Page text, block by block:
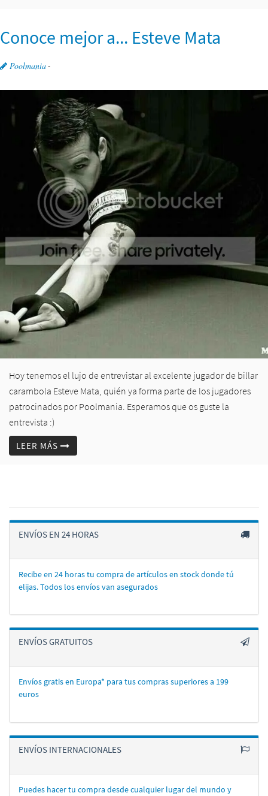
Conoce mejor a... Esteve Mata
Poolmania-
Hoy tenemos el lujo de entrevistar al excelente jugador de billar
carambola Esteve Mata, quién ya forma parte de los jugadores
patrocinados por Poolmania. Esperamos que os guste la
entrevista :)
LEER MÁS
ENVÍOS EN 24 HORAS
Recibe en 24 horas tu compra de artí­culos en stock donde tú
elijas. Todos los enví­os van asegurados
ENVÍOS GRATUITOS
Envíos gratis en Europa* para tus compras superiores a 199
euros
ENVÍOS INTERNACIONALES
Puedes hacer tu compra desde cualquier lugar del mundo y